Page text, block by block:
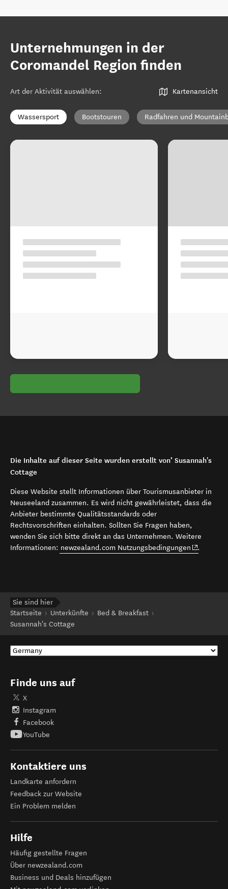
Unternehmungen in der
Coromandel Region finden
Art der Aktivität auswählen: Kartenansicht
Wassersport Bootstouren Radfahren und
Die Inhalte auf dieser Seite wurden erstellt von’ Susannah's
Cottage
Diese Website stellt Informationen über Tourismusanbieter in
Neuseeland zusammen. Es wird nicht gewährleistet, dass die
Anbieter bestimmte Qualitätsstandards oder
Rechtsvorschriften einhalten. Sollten Sie Fragen haben,
wenden Sie sich bitte direkt an das Unternehmen. Weitere
Informationen: newzealand.com Nutzungsbedingungen (opens in
.
Sie sind hier
Startseite
Unterkünfte
Bed & Breakfast
Susannah's Cottage
Finde uns auf
X
Instagram
Facebook
YouTube
Kontaktiere uns
Landkarte anfordern
Feedback zur Website
Ein Problem melden
Hilfe
Häufig gestellte Fragen
Über newzealand.com
Business und Deals hinzufügen